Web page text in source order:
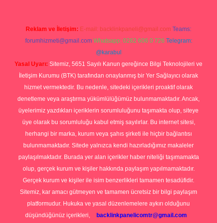
Reklam ve İletişim: E-mail: backlinkpaneli@gmail.com Teams:
forumhizmeti@gmail.com Whatsapp: 0262 606 0 726 Telegram:
@karabul
Yasal Uyarı: Sitemiz, 5651 Sayılı Kanun gereğince Bilgi Teknolojileri ve
İletişim Kurumu (BTK) tarafından onaylanmış bir Yer Sağlayıcı olarak
hizmet vermektedir. Bu nedenle, sitedeki içerikleri proaktif olarak
denetleme veya araştırma yükümlülüğümüz bulunmamaktadır. Ancak,
üyelerimiz yazdıkları içeriklerin sorumluluğunu taşımakta olup, siteye
üye olarak bu sorumluluğu kabul etmiş sayılırlar. Bu internet sitesi,
herhangi bir marka, kurum veya şahıs şirketi ile hiçbir bağlantısı
bulunmamaktadır. Sitede yalnızca kendi hazırladığımız makaleler
paylaşılmaktadır. Burada yer alan içerikler haber niteliği taşımamakta
olup, gerçek kurum ve kişiler hakkında paylaşım yapılmamaktadır.
Gerçek kurum ve kişiler ile isim benzerlikleri tamamen tesadüfidir.
Sitemiz, kar amacı gütmeyen ve tamamen ücretsiz bir bilgi paylaşım
platformudur. Hukuka ve yasal düzenlemelere aykırı olduğunu
düşündüğünüz içerikleri,
backlinkpanelicomtr@gmail.com